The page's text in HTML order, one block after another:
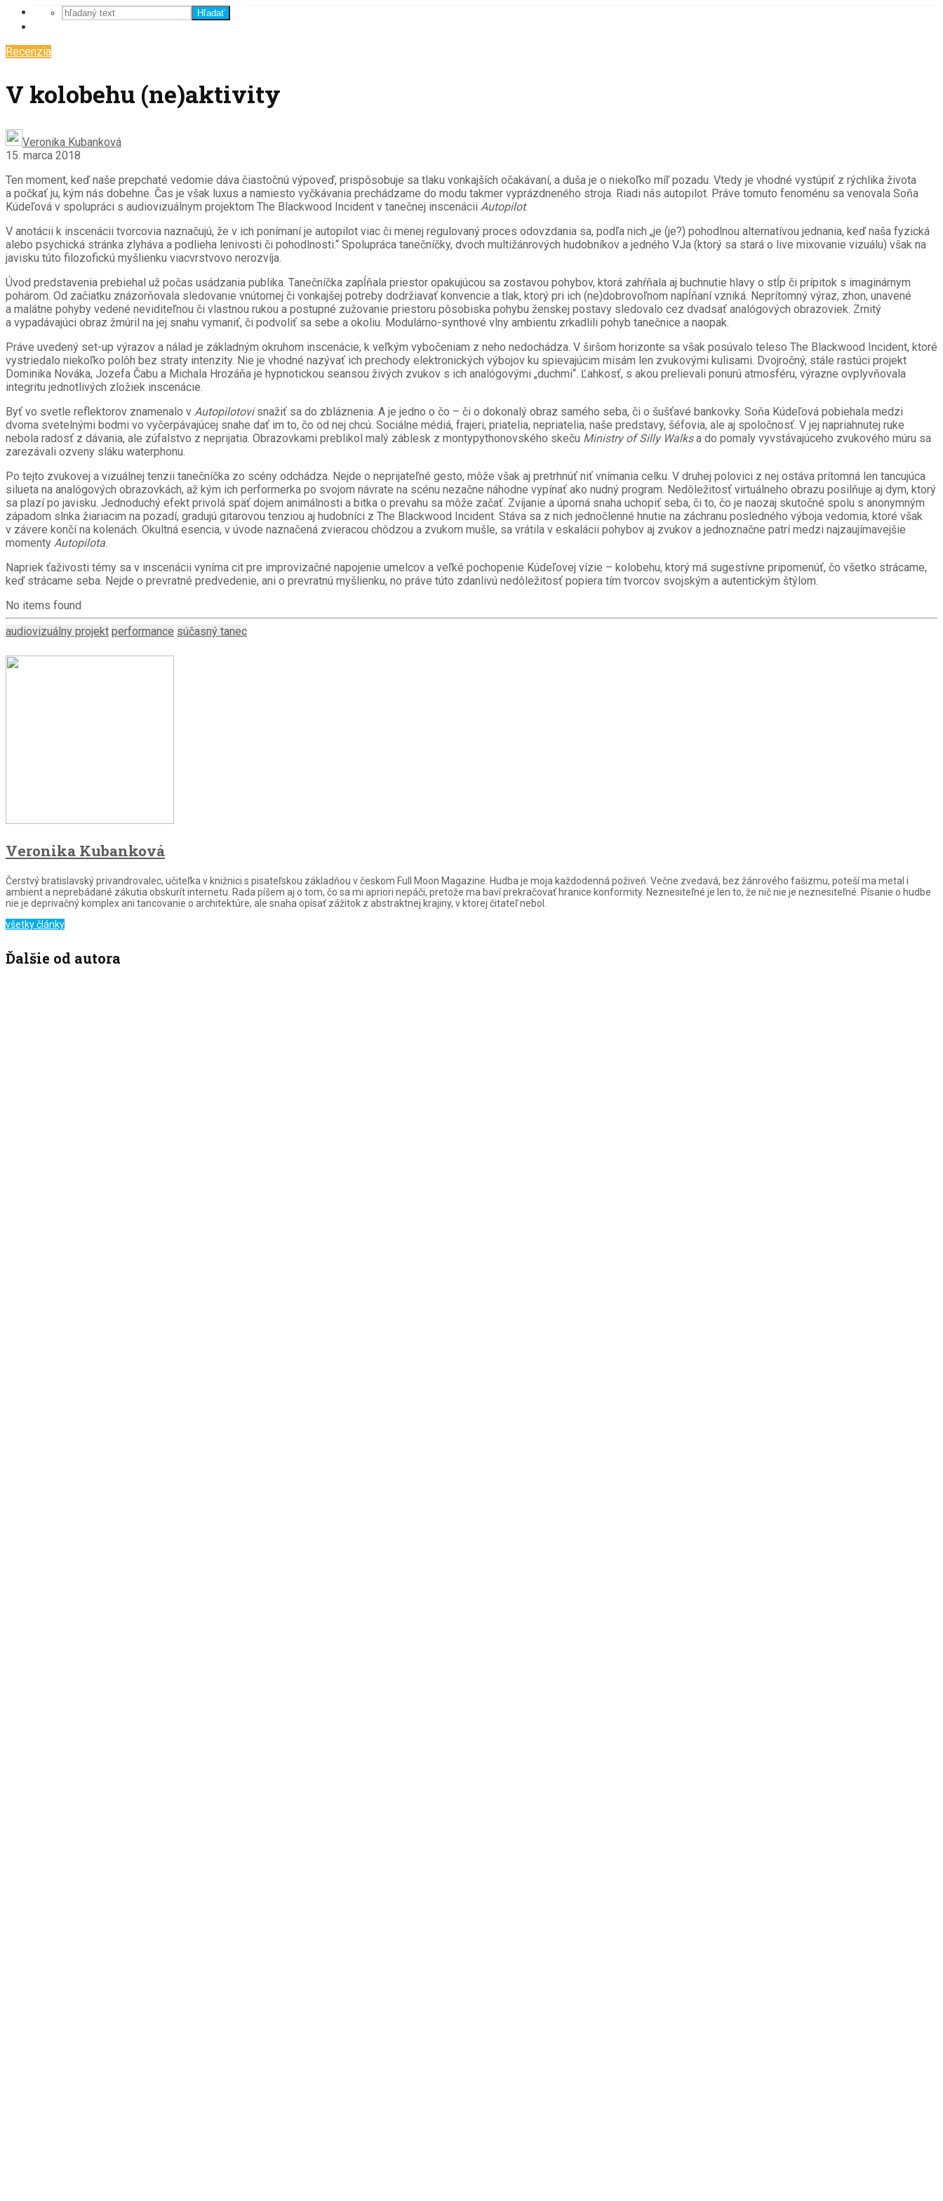
Hľadať
Recenzia
V kolobehu (ne)aktivity
Veronika Kubanková
15. marca 2018
Ten moment, keď naše prepchaté vedomie dáva čiastočnú výpoveď, prispôsobuje sa tlaku vonkajších očakávaní, a duša je o niekoľko míľ pozadu. Vtedy je vhodné vystúpiť z rýchlika života
a počkať ju, kým nás dobehne. Čas je však luxus a namiesto vyčkávania prechádzame do modu takmer vyprázdneného stroja. Riadi nás autopilot. Práve tomuto fenoménu sa venovala Soňa
Kúdeľová v spolupráci s audiovizuálnym projektom The Blackwood Incident v tanečnej inscenácii Autopilot.
V anotácii k inscenácii tvorcovia naznačujú, že v ich ponímaní je autopilot viac či menej regulovaný proces odovzdania sa, podľa nich „je (je?) pohodlnou alternatívou jednania, keď naša fyzická
alebo psychická stránka zlyháva a podlieha lenivosti či pohodlnosti.“ Spolupráca tanečníčky, dvoch multižánrových hudobníkov a jedného VJa (ktorý sa stará o live mixovanie vizuálu) však na
javisku túto filozofickú myšlienku viacvrstvovo nerozvíja.
Úvod predstavenia prebiehal už počas usádzania publika. Tanečníčka zapĺňala priestor opakujúcou sa zostavou pohybov, ktorá zahŕňala aj buchnutie hlavy o stĺp či prípitok s imaginárnym
pohárom. Od začiatku znázorňovala sledovanie vnútornej či vonkajšej potreby dodržiavať konvencie a tlak, ktorý pri ich (ne)dobrovoľnom napĺňaní vzniká. Neprítomný výraz, zhon, unavené
a malátne pohyby vedené neviditeľnou či vlastnou rukou a postupné zužovanie priestoru pôsobiska pohybu ženskej postavy sledovalo cez dvadsať analógových obrazoviek. Zrnitý
a vypadávajúci obraz žmúril na jej snahu vymaniť, či podvoliť sa sebe a okoliu. Modulárno-synthové vlny ambientu zrkadlili pohyb tanečnice a naopak.
Práve uvedený set-up výrazov a nálad je základným okruhom inscenácie, k veľkým vybočeniam z neho nedochádza. V širšom horizonte sa však posúvalo teleso The Blackwood Incident, ktoré
vystriedalo niekoľko polôh bez straty intenzity. Nie je vhodné nazývať ich prechody elektronických výbojov ku spievajúcim misám len zvukovými kulisami. Dvojročný, stále rastúci projekt
Dominika Nováka, Jozefa Čabu a Michala Hrozáňa je hypnotickou seansou živých zvukov s ich analógovými „duchmi“. Ľahkosť, s akou prelievali ponurú atmosféru, výrazne ovplyvňovala
integritu jednotlivých zložiek inscenácie.
Byť vo svetle reflektorov znamenalo v Autopilotovisnažiť sa do zbláznenia. A je jedno o čo – či o dokonalý obraz samého seba, či o šušťavé bankovky. Soňa Kúdeľová pobiehala medzi
dvoma svetelnými bodmi vo vyčerpávajúcej snahe dať im to, čo od nej chcú. Sociálne médiá, frajeri, priatelia, nepriatelia, naše predstavy, šéfovia, ale aj spoločnosť. V jej napriahnutej ruke
nebola radosť z dávania, ale zúfalstvo z neprijatia. Obrazovkami preblikol malý záblesk z montypythonovského skeču Ministry of Silly Walksa do pomaly vyvstávajúceho zvukového múru sa
zarezávali ozveny sláku waterphonu.
Po tejto zvukovej a vizuálnej tenzii tanečníčka zo scény odchádza. Nejde o neprijateľné gesto, môže však aj pretrhnúť niť vnímania celku. V druhej polovici z nej ostáva prítomná len tancujúca
silueta na analógových obrazovkách, až kým ich performerka po svojom návrate na scénu nezačne náhodne vypínať ako nudný program. Nedôležitosť virtuálneho obrazu posilňuje aj dym, ktorý
sa plazí po javisku. Jednoduchý efekt privolá späť dojem animálnosti a bitka o prevahu sa môže začať. Zvíjanie a úporná snaha uchopiť seba, či to, čo je naozaj skutočné spolu s anonymným
západom slnka žiariacim na pozadí, gradujú gitarovou tenziou aj hudobníci z The Blackwood Incident. Stáva sa z nich jednočlenné hnutie na záchranu posledného výboja vedomia, ktoré však
v závere končí na kolenách. Okultná esencia, v úvode naznačená zvieracou chôdzou a zvukom mušle, sa vrátila v eskalácii pohybov aj zvukov a jednoznačne patrí medzi najzaujímavejšie
momenty Autopilota.
Napriek ťaživosti témy sa v inscenácii vyníma cit pre improvizačné napojenie umelcov a veľké pochopenie Kúdeľovej vízie – kolobehu, ktorý má sugestívne pripomenúť, čo všetko strácame,
keď strácame seba. Nejde o prevratné predvedenie, ani o prevratnú myšlienku, no práve túto zdanlivú nedôležitosť popiera tím tvorcov svojským a autentickým štýlom.
No items found
audiovizuálny projekt performance súčasný tanec
Veronika Kubanková
Čerstvý bratislavský privandrovalec, učiteľka v knižnici s pisateľskou základňou v českom Full Moon Magazine. Hudba je moja každodenná poživeň. Večne zvedavá, bez žánrového fašizmu, poteší ma metal i
ambient a neprebádané zákutia obskurít internetu. Rada píšem aj o tom, čo sa mi apriori nepáči, pretože ma baví prekračovať hranice konformity. Neznesiteľné je len to, že nič nie je neznesiteľné. Písanie o hudbe
nie je deprivačný komplex ani tancovanie o architektúre, ale snaha opísať zážitok z abstraktnej krajiny, v ktorej čitateľ nebol.
všetky články
Ďalšie od autora